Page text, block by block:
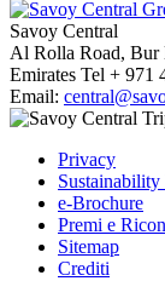
Savoy Central
Al Rolla Road, Bur
Emirates Tel + 971
Email:
Privacy
Sustainability
e-Brochure
Premi e
Sitemap
Crediti